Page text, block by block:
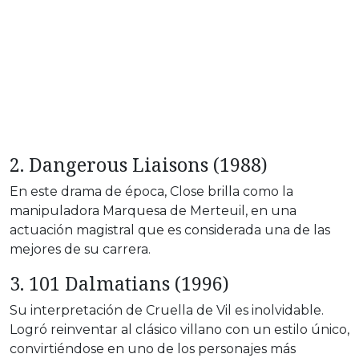
2. Dangerous Liaisons (1988)
En este drama de época, Close brilla como la
manipuladora Marquesa de Merteuil, en una
actuación magistral que es considerada una de las
mejores de su carrera.
3. 101 Dalmatians (1996)
Su interpretación de Cruella de Vil es inolvidable.
Logró reinventar al clásico villano con un estilo único,
convirtiéndose en uno de los personajes más